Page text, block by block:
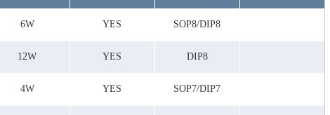
6W YES SOP8/DIP8
12W YES DIP8
4W YES SOP7/DIP7